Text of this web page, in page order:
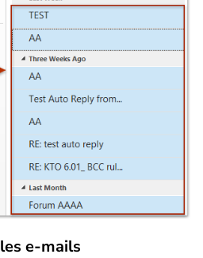
e-mails